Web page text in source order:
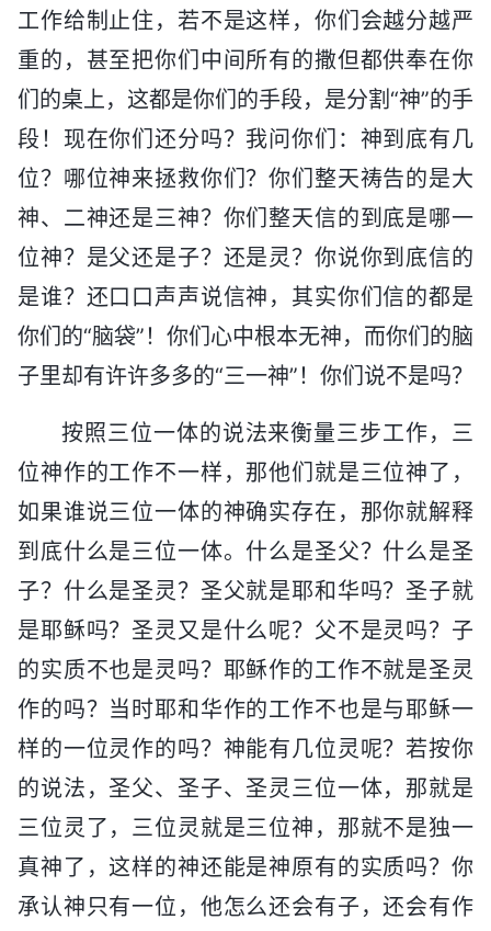
工作给制止住，若不是这样，你们会越分越严
重的，甚至把你们中间所有的撒但都供奉在你
们的桌上，这都是你们的手段，是分割“神”的手
段！现在你们还分吗？我问你们：神到底有几
位？哪位神来拯救你们？你们整天祷告的是大
神、二神还是三神？你们整天信的到底是哪一
位神？是父还是子？还是灵？你说你到底信的
是谁？还口口声声说信神，其实你们信的都是
你们的“脑袋”！你们心中根本无神，而你们的脑
子里却有许许多多的“三一神”！你们说不是吗？
按照三位一体的说法来衡量三步工作，三
位神作的工作不一样，那他们就是三位神了，
如果谁说三位一体的神确实存在，那你就解释
到底什么是三位一体。什么是圣父？什么是圣
子？什么是圣灵？圣父就是耶和华吗？圣子就
是耶稣吗？圣灵又是什么呢？父不是灵吗？子
的实质不也是灵吗？耶稣作的工作不就是圣灵
作的吗？当时耶和华作的工作不也是与耶稣一
样的一位灵作的吗？神能有几位灵呢？若按你
的说法，圣父、圣子、圣灵三位一体，那就是
三位灵了，三位灵就是三位神，那就不是独一
真神了，这样的神还能是神原有的实质吗？你
承认神只有一位，他怎么还会有子，还会有作